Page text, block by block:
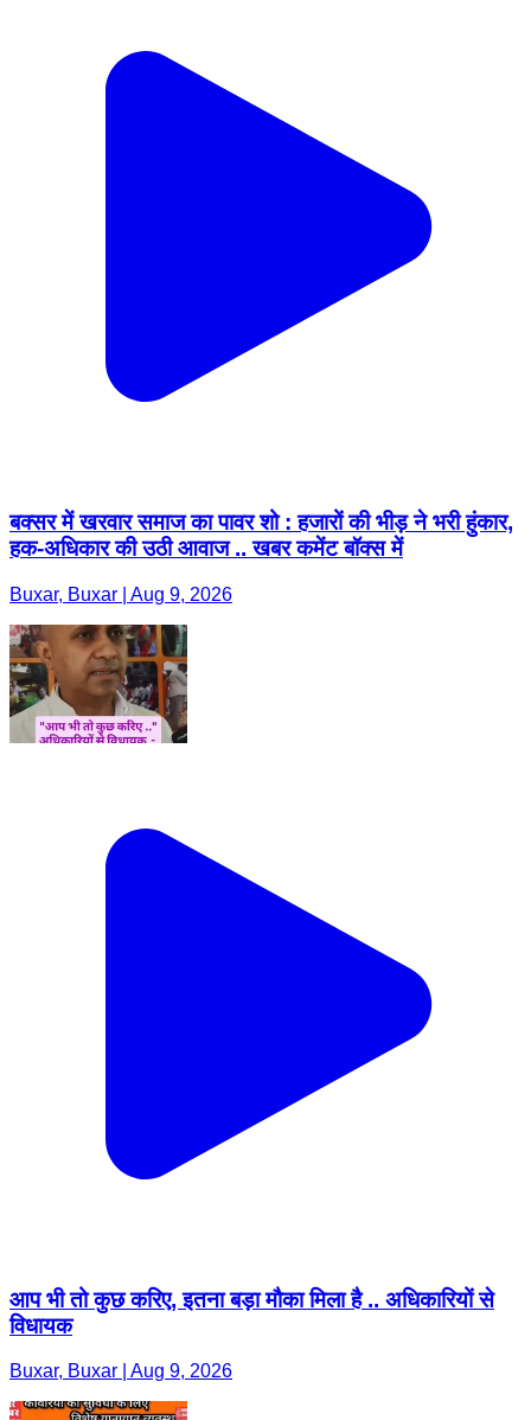
बक्सर में खरवार समाज का पावर शो : हजारों की भीड़ ने भरी हुंकार,
हक-अधिकार की उठी आवाज .. खबर कमेंट बॉक्स में
Buxar, Buxar | Aug 9, 2026
आप भी तो कुछ करिए, इतना बड़ा मौका मिला है .. अधिकारियों से
विधायक
Buxar, Buxar | Aug 9, 2026